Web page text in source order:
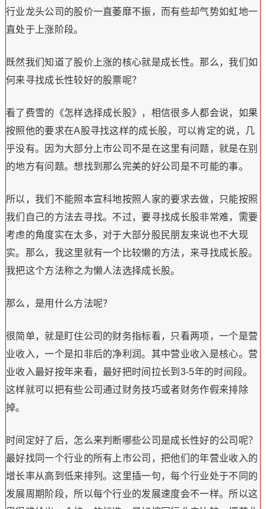
行业龙头公司的股价一直萎靡不振，而有些却气势如虹地一
直处于上涨阶段。
既然我们知道了股价上涨的核心就是成长性。那么，我们如
何来寻找成长性较好的股票呢？
看了费雪的《怎样选择成长股》，相信很多人都会说，如果
按照他的要求在A股寻找这样的成长股，可以肯定的说，几
乎没有。因为大部分上市公司不是在这里有问题，就是在别
的地方有问题。想找到那么完美的好公司是不可能的事。
所以，我们不能照本宣科地按照人家的要求去做，只能按照
我们自己的方法去寻找。不过，要寻找成长股非常难，需要
考虑的角度实在太多，对于大部分股民朋友来说也不大现
实。那么，我这里就有一个比较懒的方法，来寻找成长股。
我把这个方法称之为懒人法选择成长股。
那么，是用什么方法呢？
很简单，就是盯住公司的财务指标看，只看两项，一个是营
业收入，一个是扣非后的净利润。其中营业收入是核心。营
业收入最好按年来看，最好把时间拉长到3-5年的时间段。
这样就可以把有些公司通过财务技巧或者财务作假来排除
掉。
时间定好了后，怎么来判断哪些公司是成长性好的公司呢？
最好找同一个行业的所有上市公司，把他们的年营业收入的
增长率从高到低来排列。这里插一句，每个行业处于不同的
发展周期阶段，所以每个行业的发展速度会不一样。所以这